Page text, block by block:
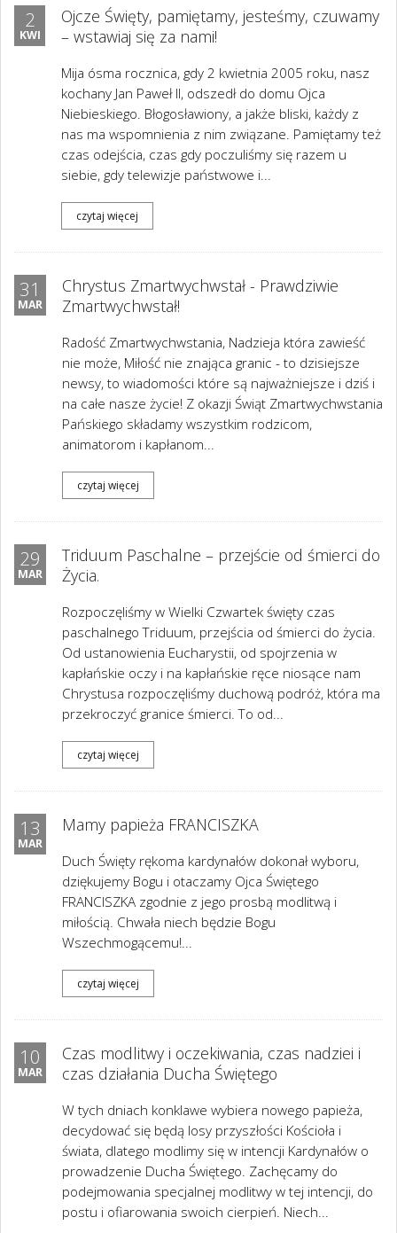
2
KWI
Ojcze Święty, pamiętamy, jesteśmy, czuwamy
– wstawiaj się za nami!
Mija ósma rocznica, gdy 2 kwietnia 2005 roku, nasz
kochany Jan Paweł II, odszedł do domu Ojca
Niebieskiego. Błogosławiony, a jakże bliski, każdy z
nas ma wspomnienia z nim związane. Pamiętamy też
czas odejścia, czas gdy poczuliśmy się razem u
siebie, gdy telewizje państwowe i...
czytaj więcej
31
MAR
Chrystus Zmartwychwstał - Prawdziwie
Zmartwychwstał!
Radość Zmartwychwstania, Nadzieja która zawieść
nie może, Miłość nie znająca granic - to dzisiejsze
newsy, to wiadomości które są najważniejsze i dziś i
na całe nasze życie! Z okazji Świąt Zmartwychwstania
Pańskiego składamy wszystkim rodzicom,
animatorom i kapłanom...
czytaj więcej
29
MAR
Triduum Paschalne – przejście od śmierci do
Życia.
Rozpoczęliśmy w Wielki Czwartek święty czas
paschalnego Triduum, przejścia od śmierci do życia.
Od ustanowienia Eucharystii, od spojrzenia w
kapłańskie oczy i na kapłańskie ręce niosące nam
Chrystusa rozpoczęliśmy duchową podróż, która ma
przekroczyć granice śmierci. To od...
czytaj więcej
13
MAR
Mamy papieża FRANCISZKA
Duch Święty rękoma kardynałów dokonał wyboru,
dziękujemy Bogu i otaczamy Ojca Świętego
FRANCISZKA zgodnie z jego prosbą modlitwą i
miłością. Chwała niech będzie Bogu
Wszechmogącemu!...
czytaj więcej
10
MAR
Czas modlitwy i oczekiwania, czas nadziei i
czas działania Ducha Świętego
W tych dniach konklawe wybiera nowego papieża,
decydować się będą losy przyszłości Kościoła i
świata, dlatego modlimy się w intencji Kardynałów o
prowadzenie Ducha Świętego. Zachęcamy do
podejmowania specjalnej modlitwy w tej intencji, do
postu i ofiarowania swoich cierpień. Niech...